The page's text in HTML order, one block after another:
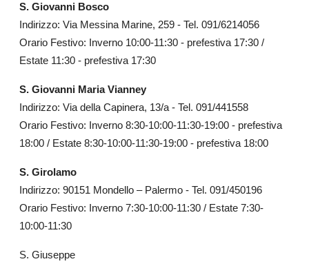
S. Giovanni Bosco
Indirizzo: Via Messina Marine, 259 - Tel. 091/6214056
Orario Festivo: Inverno 10:00-11:30 - prefestiva 17:30 /
Estate 11:30 - prefestiva 17:30
S. Giovanni Maria Vianney
Indirizzo: Via della Capinera, 13/a - Tel. 091/441558
Orario Festivo: Inverno 8:30-10:00-11:30-19:00 - prefestiva
18:00 / Estate 8:30-10:00-11:30-19:00 - prefestiva 18:00
S. Girolamo
Indirizzo: 90151 Mondello – Palermo - Tel. 091/450196
Orario Festivo: Inverno 7:30-10:00-11:30 / Estate 7:30-
10:00-11:30
S. Giuseppe